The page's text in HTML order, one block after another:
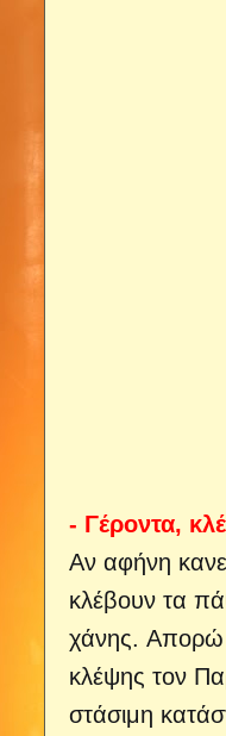
- Γέροντα,
Αν αφήνη
κλέβουν τα
χάνης. Απορώ
κλέψης τον
στάσιμη